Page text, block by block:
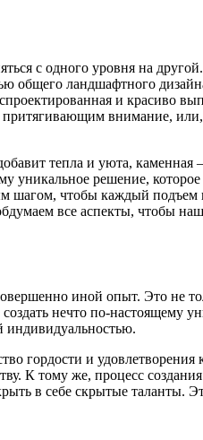
с одного уровня на
общего ландшафтного
и красиво
внимание, или,
тепла и уюта, каменная
уникальное решение,
шагом, чтобы каждый
все аспекты, чтобы
иной опыт. Это не
нечто по-настоящему
индивидуальностью.
гордости и удовлетворения
К тому же, процесс
в себе скрытые таланты.